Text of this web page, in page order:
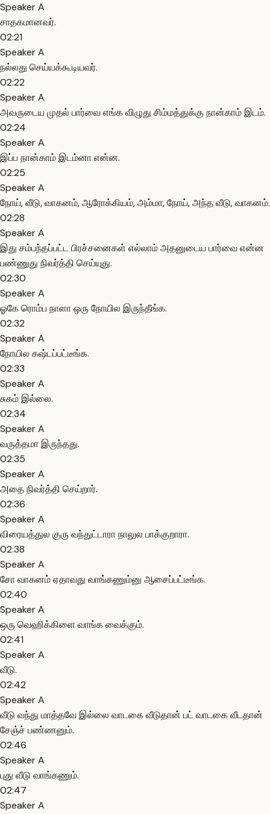
Speaker A
சாதகமானவர்.
02:21
Speaker A
நல்லது செய்யக்கூடியவர்.
02:22
Speaker A
அவருடைய முதல் பார்வை எங்க விழுது சிம்மத்துக்கு நான்காம் இடம்.
02:24
Speaker A
இப்ப நான்காம் இடம்னா என்ன.
02:25
Speaker A
நோய், வீடு, வாகனம், ஆரோக்கியம், அம்மா, நோய், அந்த வீடு, வாகனம்.
02:28
Speaker A
இது சம்பந்தப்பட்ட பிரச்சனைகள் எல்லாம் அதனுடைய பார்வை என்ன
பண்ணுது நிவர்த்தி செய்யுது.
02:30
Speaker A
ஓகே ரொம்ப நாளா ஒரு நோயில இருந்தீங்க.
02:32
Speaker A
நோயில கஷ்டப்பட்டீங்க.
02:33
Speaker A
சுகம் இல்லை.
02:34
Speaker A
வருத்தமா இருந்தது.
02:35
Speaker A
அதை நிவர்த்தி செய்றார்.
02:36
Speaker A
விரையத்துல குரு வந்துட்டாரா நாலுல பாக்குறாரா.
02:38
Speaker A
சோ வாகனம் ஏதாவது வாங்கணும்னு ஆசைப்பட்டீங்க.
02:40
Speaker A
ஒரு வெஹிக்கிளை வாங்க வைக்கும்.
02:41
Speaker A
வீடு.
02:42
Speaker A
வீடு வந்து மாத்தவே இல்லை வாடகை வீடுதான் பட் வாடகை வீடதான்
சேஞ்ச் பண்ணனும்.
02:46
Speaker A
புது வீடு வாங்கணும்.
02:47
Speaker A